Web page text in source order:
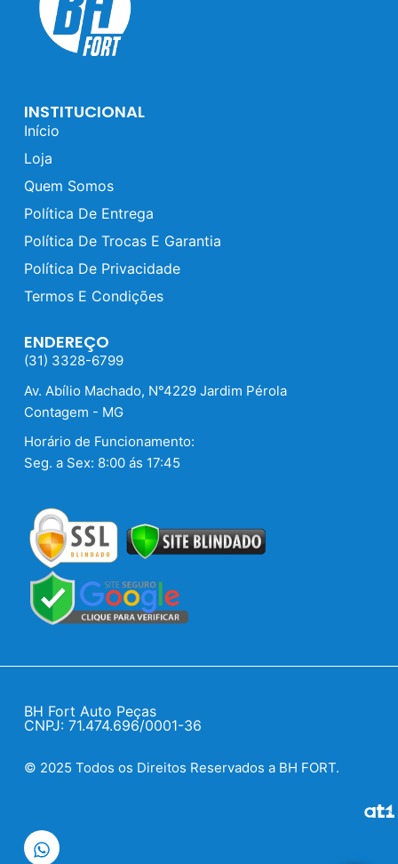
INSTITUCIONAL
Início
Loja
Quem Somos
Política De Entrega
Política De Trocas E Garantia
Política De Privacidade
Termos E Condições
ENDEREÇO
(31) 3328-6799
Av. Abílio Machado, N°4229 Jardim Pérola
Contagem - MG
Horário de Funcionamento:
Seg. a Sex: 8:00 ás 17:45
BH Fort Auto Peças
CNPJ: 71.474.696/0001-36
© 2025 Todos os Direitos Reservados a BH FORT.